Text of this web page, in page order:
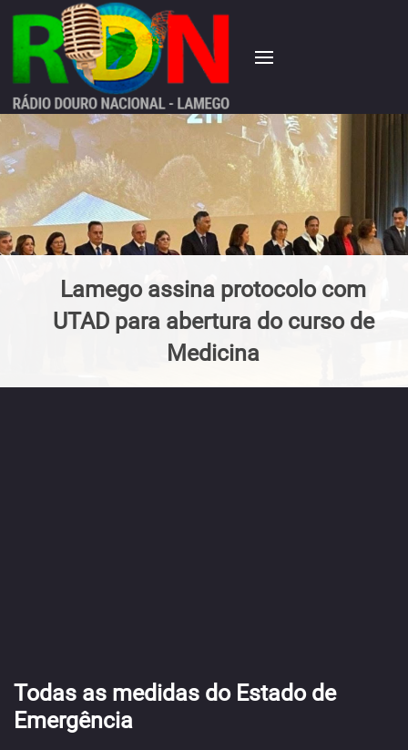
Lamego assina protocolo com
UTAD para abertura do curso de
Medicina
Todas as medidas do Estado de
Emergência